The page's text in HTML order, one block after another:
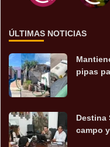
ÚLTIMAS NOTICIAS
pipas
Destina
campo